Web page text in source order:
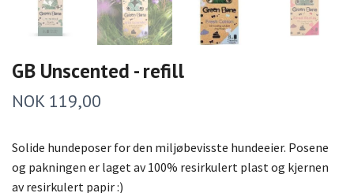
GB Unscented - refill
NOK 119,00
Solide hundeposer for den miljøbevisste hundeeier. Posene
og pakningen er laget av 100% resirkulert plast og kjernen
av resirkulert papir :)